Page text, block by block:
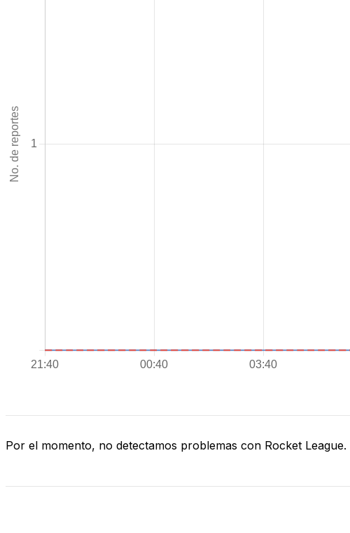
Por el momento, no detectamos problemas con Rocket League.